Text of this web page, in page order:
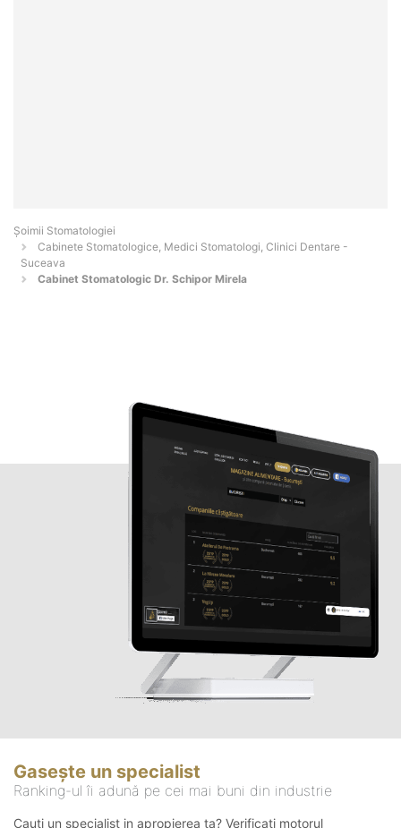
Șoimii Stomatologiei
Cabinete Stomatologice, Medici Stomatologi, Clinici Dentare -
Suceava
Cabinet Stomatologic Dr. Schipor Mirela
Gasește un specialist
Ranking-ul îi adună pe cei mai buni din industrie
Cauți un specialist in apropierea ta? Verificați motorul